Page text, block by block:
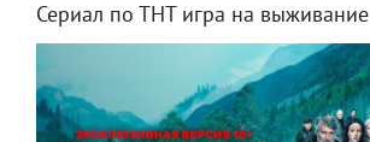
Сериал по ТНТ игра на выживание